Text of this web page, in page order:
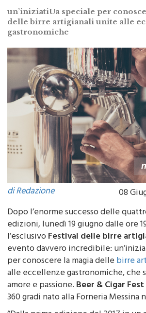
un’iniziatiUa speciale per
delle birre artigianali unite alle
gastronomiche
di Redazione
08
Dopo l’enorme successo delle
edizioni, lunedì 19 giugno dalle ore
l’esclusivoFestival delle birre
evento davvero incredibile:
per conoscere la magia dellebirre
alle eccellenze gastronomiche,
amore e passione.Beer & Cigar Fest
360 gradi nato alla Forneria Messina